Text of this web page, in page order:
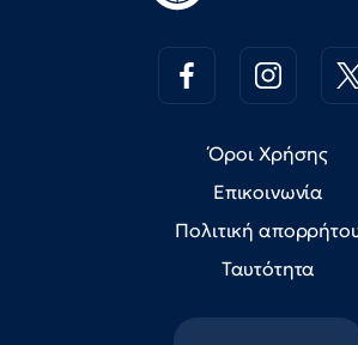
Όροι Χρήσης
Επικοινωνία
Πολιτική
Ταυτότητα